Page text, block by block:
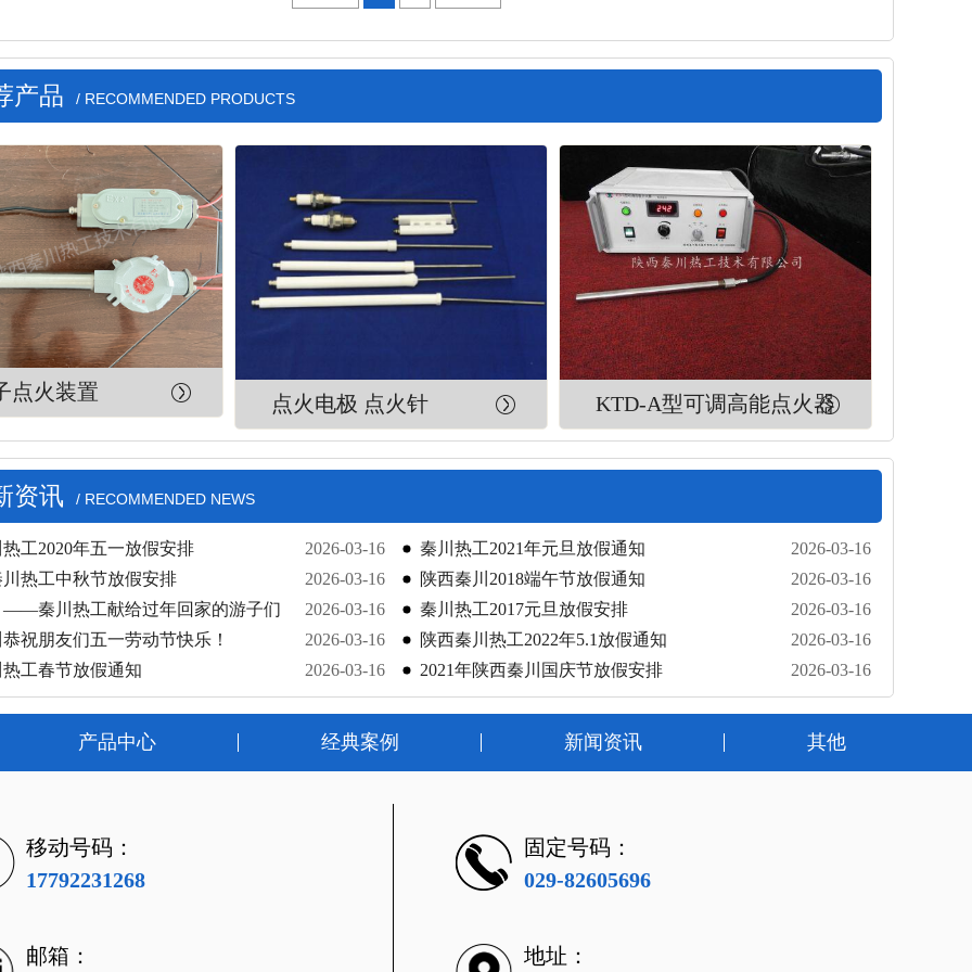
产品 / RECOMMENDED PRODUCTS
点火装置 点火电极 点火针 KTD-A型可调高能点火器
资讯 / RECOMMENDED NEWS
2026-03-16
工2020年五一放假安排 2026-03-16
秦川热工2021年元旦放假通知
2026-03-16
川热工中秋节放假安排 2026-03-16
陕西秦川2018端午节放假通知
2026-03-16
——秦川热工献给过年回家的游子们 2026-03-16
秦川热工2017元旦放假安排
2026-03-16
祝朋友们五一劳动节快乐！ 2026-03-16
陕西秦川热工2022年5.1放假通知
2026-03-16
工春节放假通知 2026-03-16
2021年陕西秦川国庆节放假安排
产品中心 经典案例 新闻资讯 其他
移动号码：
17792231268
固定号码：
029-82605696
邮箱： 地址：